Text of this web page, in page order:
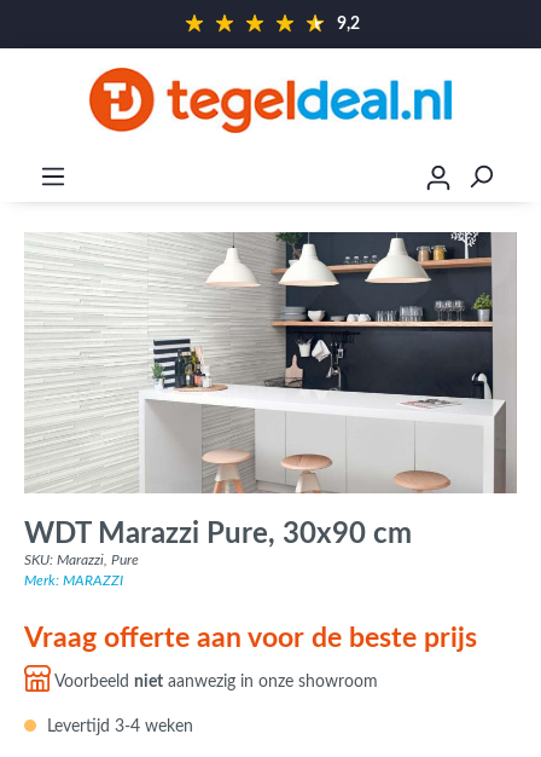
9,2
WDT Marazzi Pure, 30x90 cm
SKU: Marazzi, Pure
Merk: MARAZZI
Vraag offerte aan voor de beste prijs
Voorbeeld niet aanwezig in onze showroom
Levertijd 3-4 weken